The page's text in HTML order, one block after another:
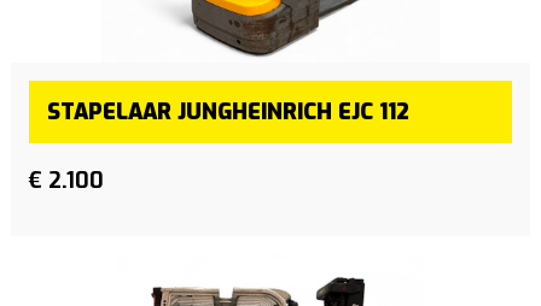
STAPELAAR JUNGHEINRICH EJC 112
€ 2.100